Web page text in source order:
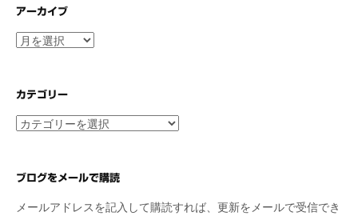
アーカイブ
ア
イ
カテゴリー
カ
リ
ブログをメールで購読
メールアドレスを記入して購読すれば、更新をメールで受信でき